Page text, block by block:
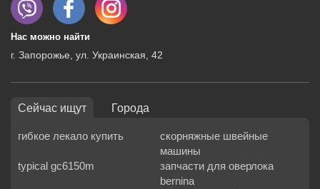
Нас можно найти
г. Запорожье, ул. Украинская, 42
Сейчас ищут Города
гибкое лекало купить
скорняжные швейные
машины
typical gc6150m
запчасти для оверлока
bernina